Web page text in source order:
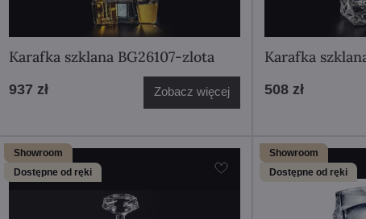
Karafka szklana BG26107-zlota
937 zł Zobacz więcej
Karafka
508 zł
Showroom
Dostępne od ręki
Showroom
Dostępne od ręki